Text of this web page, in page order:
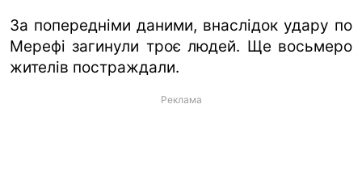
За попередніми даними, внаслідок удару по
Мерефі загинули троє людей. Ще восьмеро
жителів постраждали.
Реклама